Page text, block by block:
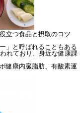
立つ食品と摂取のコツ
」と呼ばれることもある
れており、身近な健康課
健康内臓脂肪、有酸素運